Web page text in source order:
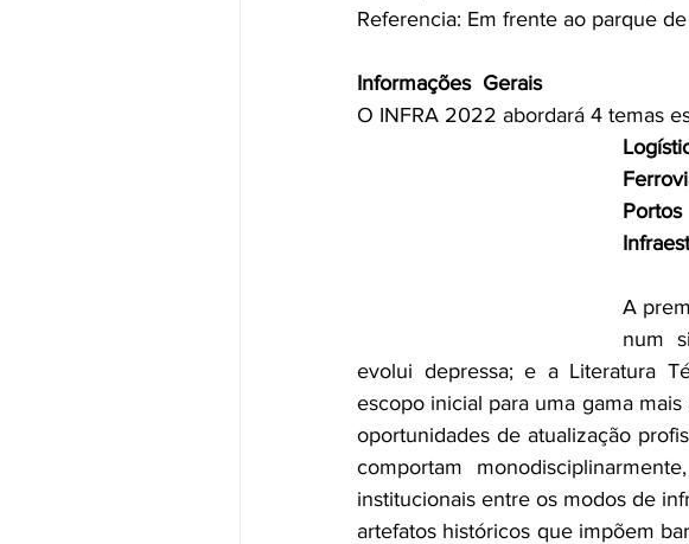
Referencia: Em frente ao parque
Informações  Gerais
O INFRA 2022 abordará 4 temas
A
num
evolui depressa; e a Literatura
escopo inicial para uma gama
oportunidades de atualização
comportam
institucionais entre os modos de
artefatos históricos que impõem